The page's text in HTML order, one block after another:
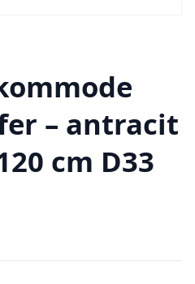
– antracit
cm D33